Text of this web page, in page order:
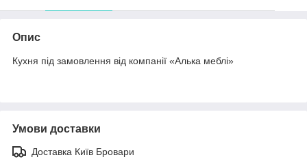
Опис
Кухня під замовлення від компанії «Алька меблі»
Умови доставки
Доставка Київ Бровари